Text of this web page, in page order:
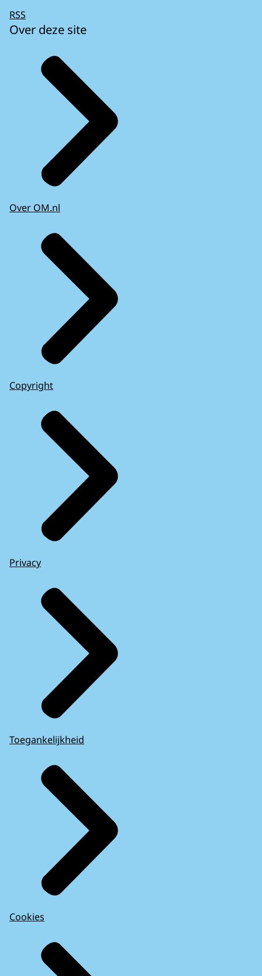
RSS
Over deze site
Over OM.nl
Copyright
Privacy
Toegankelijkheid
Cookies